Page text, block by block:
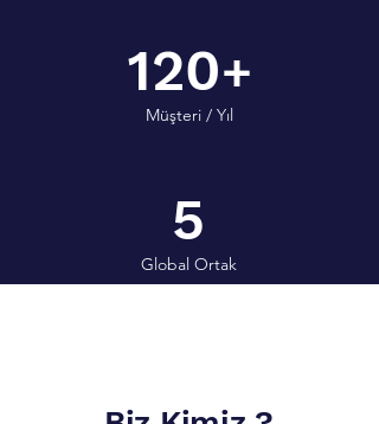
120+
Müşteri / Yıl
5
Global Ortak